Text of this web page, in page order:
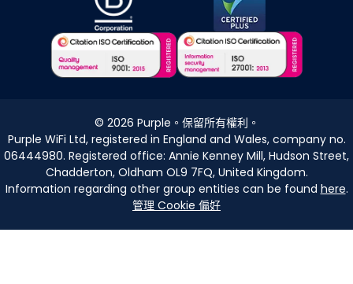
© 2026 Purple。保留所有權利。
Purple WiFi Ltd, registered in England and Wales, company no.
06444980. Registered office: Annie Kenney Mill, Hudson Street,
Chadderton, Oldham OL9 7FQ, United Kingdom.
Information regarding other group entities can be found here.
管理 Cookie 偏好